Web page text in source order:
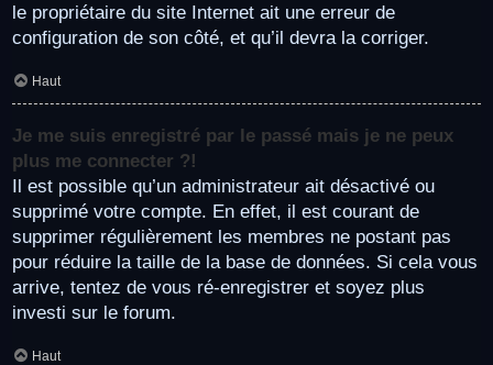
le propriétaire du site Internet ait une erreur de
configuration de son côté, et qu’il devra la corriger.
Haut
Je me suis enregistré par le passé mais je ne peux
plus me connecter ?!
Il est possible qu’un administrateur ait désactivé ou
supprimé votre compte. En effet, il est courant de
supprimer régulièrement les membres ne postant pas
pour réduire la taille de la base de données. Si cela vous
arrive, tentez de vous ré-enregistrer et soyez plus
investi sur le forum.
Haut